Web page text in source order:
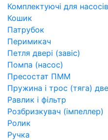
Комплектуючі для насосів
Кошик
Патрубок
Перимикач
Петля двері (завіс)
Помпа (насос)
Пресостат ПММ
Пружина і трос (тяга)
Равлик і фільтр
Розбризкувач (імпеллер)
Ролик
Ручка